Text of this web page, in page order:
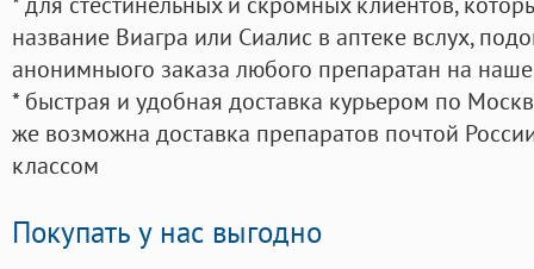
название Виагра или Сиалис в аптеке вслух,
анонимныого заказа любого препаратан на
* быстрая и удобная доставка курьером по
же возможна доставка препаратов почтой
классом
Покупать у нас выгодно